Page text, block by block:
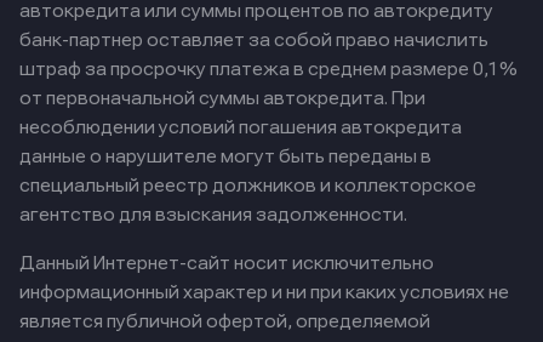
автокредита или суммы процентов по автокредиту
банк-партнер оставляет за собой право начислить
штраф за просрочку платежа в среднем размере 0,1%
от первоначальной суммы автокредита. При
несоблюдении условий погашения автокредита
данные о нарушителе могут быть переданы в
специальный реестр должников и коллекторское
агентство для взыскания задолженности.
Данный Интернет-сайт носит исключительно
информационный характер и ни при каких условиях не
является публичной офертой, определяемой